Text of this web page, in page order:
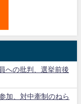
への批判、選挙前後
加、対中牽制のねら